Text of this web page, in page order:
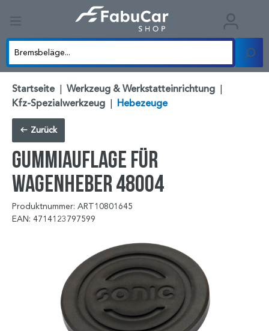
Startseite | Werkzeug & Werkstatteinrichtung |
Kfz-Spezialwerkzeug | Hebezeuge
Zurück
Gummiauflage für
Wagenheber 48004
Produktnummer: ART10801645
EAN: 4714123797599